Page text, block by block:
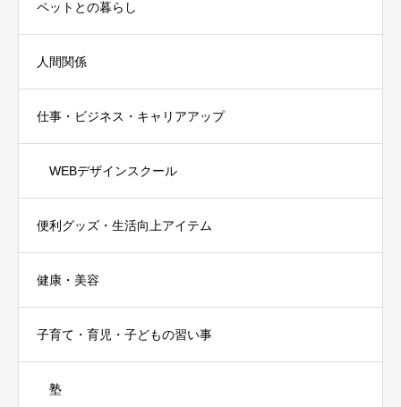
ペットとの暮らし
人間関係
仕事・ビジネス・キャリアアップ
WEBデザインスクール
便利グッズ・生活向上アイテム
健康・美容
子育て・育児・子どもの習い事
塾